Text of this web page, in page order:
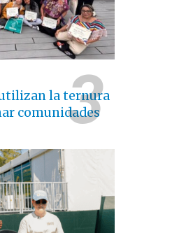
la ternura
comunidades